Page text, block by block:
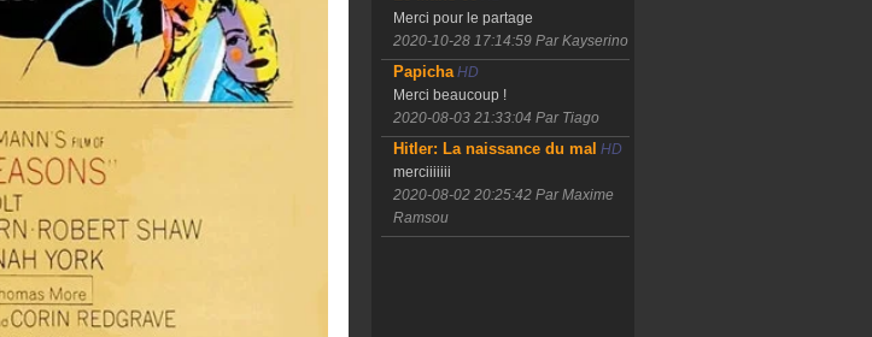
Merci pour le partage
2020-10-28 17:14:59 Par Kayserino
PapichaHD
Merci beaucoup !
2020-08-03 21:33:04 Par Tiago
Hitler: La naissance du mal HD
merciiiiiii
2020-08-02 20:25:42 Par Maxime
Ramsou